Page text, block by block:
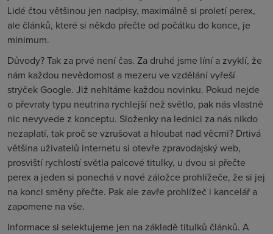
Lidé čtou většinou jen nadpisy, maximálně si proletí perex,
ale článků, které si někdo přečte od počátku do konce, je
minimum.
Důvody? Tak za prvé není čas. Za druhé jsme líní a zvyklí, že
nám každou nevědomost a mezeru ve vzdělání vyřeší
strýček Google. Již nehltáme každou novinku. Pokud nejde
o převraty typu neutrina rychlejší než světlo, pak nás vlastně
nic nevyvede z konceptu. Složenky na lednici za nás nikdo
nezaplatí, tak proč se vzrušovat a hloubat nad věcmi? Drtivá
většina uživatelů internetu si otevře zpravodajský web,
prosviští rychlostí světla palcové titulky, u dvou si přečte
perex a jeden si ponechá v nové záložce prohlížeče, že si jej
na konci směny přečte. Pak ale zavře prohlížeč i kancelář a
zapomene na vše.
Informace si selektujeme jen na základě titulků článků. A